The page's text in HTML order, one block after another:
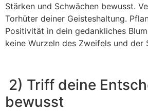
Stärken und Schwächen bewusst.
Torhüter deiner Geisteshaltung.
Positivität in dein gedankliches
keine Wurzeln des Zweifels und der
2) Triff deine
bewusst